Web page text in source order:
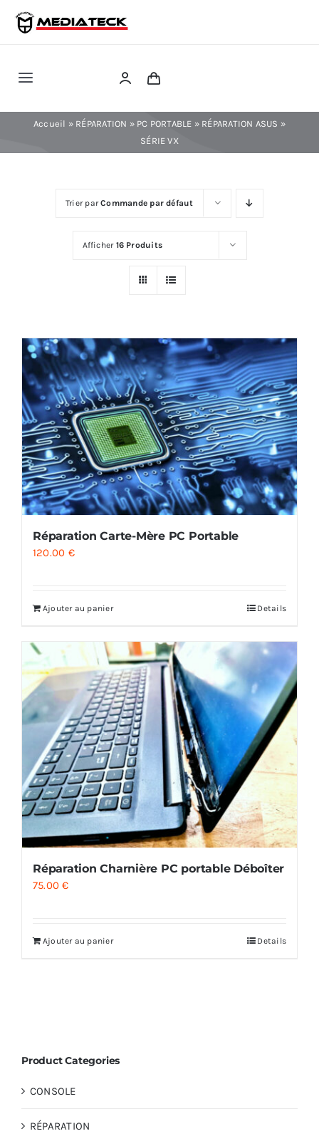
Skip
Toggle
Navigation
RÉPARATION
AUDIO
MAISON
PROMOTION
Accueil » RÉPARATION » PC PORTABLE » RÉPARATION ASUS »
SÉRIE VX
Trier parCommande par défaut
Afficher 16 Produits
Réparation Carte-Mère PC Portable
120.00 €
Ajouter au panier Details
Réparation Charnière PC portable Déboîter
75.00€
Ajouter au panier Details
Product Categories
CONSOLE
RÉPARATION